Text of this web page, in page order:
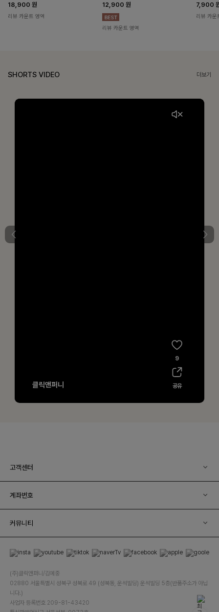
18,900 원
리뷰 카운트 영역
12,900 원
리뷰 카운트 영역
7,900
리뷰 카운
SHORTS VIDEO 더보기
고객센터
계좌번호
커뮤니티
(주)클릭앤퍼니/김예중
02880 서울특별시 성북구 성북로 49 (성북동, 운석빌딩) 운석빌딩 5층(반품주소가 아닙
니다.)
사업자 등록번호 209-81-43420